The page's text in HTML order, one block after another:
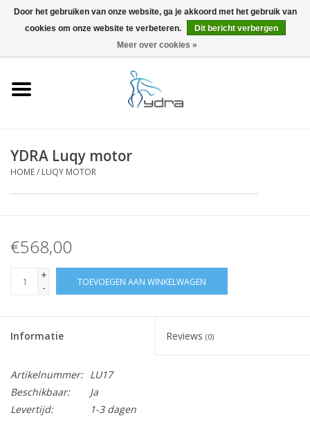
0 Artikelen - €0,00
YDRA Luqy motor
HOME/ LUQY MOTOR
€568,00
+
-
TOEVOEGEN AAN WINKELWAGEN
Informatie Reviews (0)
Artikelnummer: LU17
Beschikbaar:
Ja
Levertijd:
1-3 dagen
Door het gebruiken van onze website, ga je akkoord met het gebruik van
cookies om onze website te verbeteren.
Dit bericht verbergen
Meer over cookies »